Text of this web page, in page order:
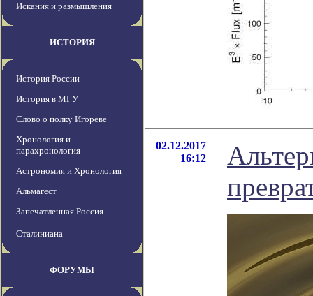
Искания и размышления
ИСТОРИЯ
История России
История в МГУ
Слово о полку Игореве
Хронология и
парахронология
Астрономия и Хронология
Альмагест
Запечатленная Россия
Сталиниана
ФОРУМЫ
02.12.2017
16:12